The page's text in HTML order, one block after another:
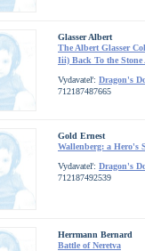
Glasser Albert
The Albert Glasser
Iii) Back To the Stone
Vydavateľ: Dragon's
712187487665
Gold Ernest
Wallenberg: a Hero's
Vydavateľ: Dragon's
712187492539
Herrmann Bernard
Battle of Neretva